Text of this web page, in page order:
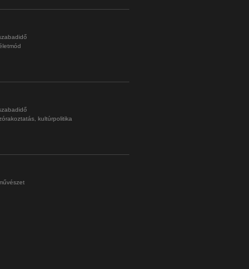
kultúrpolitika